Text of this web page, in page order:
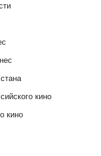
кино
кино